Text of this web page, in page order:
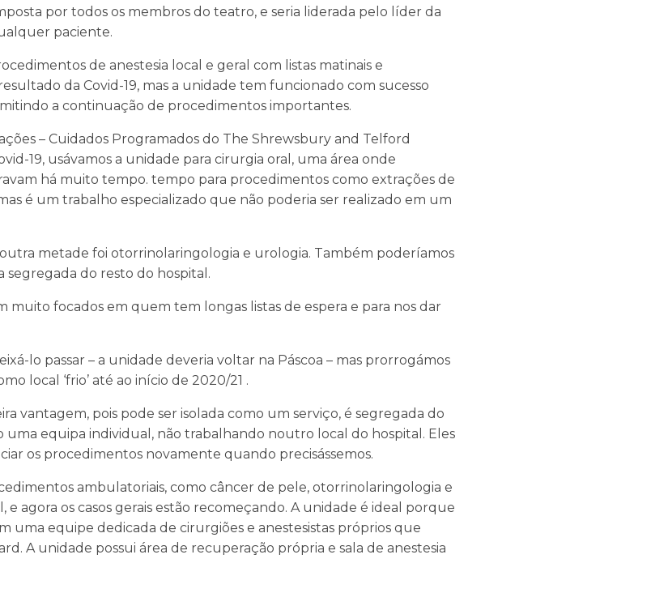
por todos os membros do teatro, e seria liderada pelo líder da
paciente.
de anestesia local e geral com listas matinais e
da Covid-19, mas a unidade tem funcionado com sucesso
a continuação de procedimentos importantes.
– Cuidados Programados do The Shrewsbury and Telford
19, usávamos a unidade para cirurgia oral, uma área onde
há muito tempo. tempo para procedimentos como extrações de
é um trabalho especializado que não poderia ser realizado em um
outra metade foi otorrinolaringologia e urologia. Também poderíamos
segregada do resto do hospital.
muito focados em quem tem longas listas de espera e para nos dar
lo passar – a unidade deveria voltar na Páscoa – mas prorrogámos
local ‘frio’ até ao início de 2020/21 .
vantagem, pois pode ser isolada como um serviço, é segregada do
uma equipa individual, não trabalhando noutro local do hospital. Eles
os procedimentos novamente quando precisássemos.
ambulatoriais, como câncer de pele, otorrinolaringologia e
e agora os casos gerais estão recomeçando. A unidade é ideal porque
uma equipe dedicada de cirurgiões e anestesistas próprios que
A unidade possui área de recuperação própria e sala de anestesia